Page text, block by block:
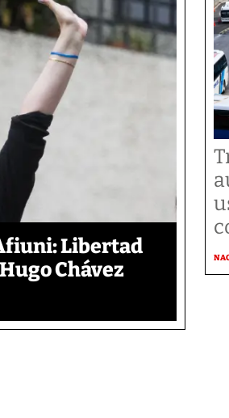
Libertad
Chávez